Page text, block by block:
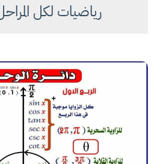
رياضيات لكل